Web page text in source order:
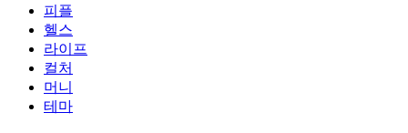
피플
헬스
라이프
컬처
머니
테마